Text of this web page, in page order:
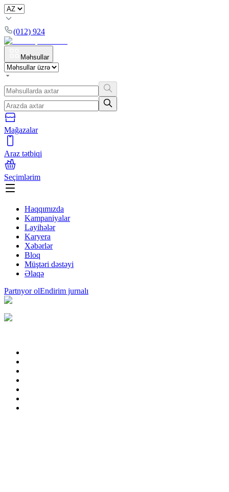
(012) 924
Məhsullar
Mağazalar
Araz tətbiqi
Seçimlərim
Haqqımızda
Kampaniyalar
Layihələr
Karyera
Xəbərlər
Bloq
Müştəri dəstəyi
Əlaqə
Partnyor olEndirim jurnalı